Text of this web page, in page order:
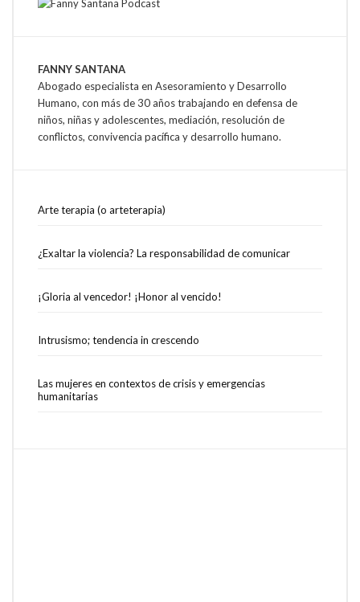
FANNY SANTANA
Abogado especialista en Asesoramiento y Desarrollo
Humano, con más de 30 años trabajando en defensa de
niños, niñas y adolescentes, mediación, resolución de
conflictos, convivencia pacífica y desarrollo humano.
Arte terapia (o arteterapia)
¿Exaltar la violencia? La responsabilidad de comunicar
¡Gloria al vencedor! ¡Honor al vencido!
Intrusismo; tendencia in crescendo
Las mujeres en contextos de crisis y emergencias
humanitarias